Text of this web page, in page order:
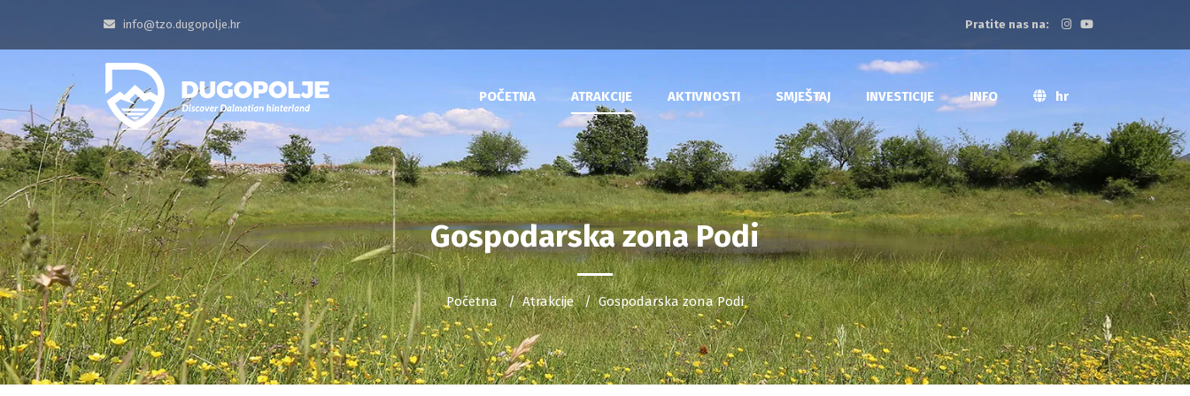
info@tzo.dugopolje.hr Pratite nas na:
POČETNA ATRAKCIJE AKTIVNOSTI SMJEŠTAJ INVESTICIJE INFO hr
Gospodarska zona Podi
Početna Atrakcije Gospodarska zona Podi